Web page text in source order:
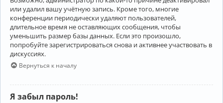
или удалил вашу учётную запись. Кроме того, многие
конференции периодически удаляют пользователей,
длительное время не оставляющих сообщения, чтобы
уменьшить размер базы данных. Если это произошло,
попробуйте зарегистрироваться снова и активнее участвовать в
дискуссиях.
Вернуться к началу
Я забыл пароль!